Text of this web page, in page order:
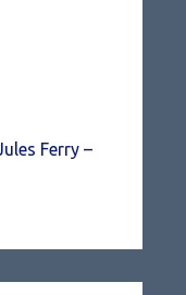
Ferry –